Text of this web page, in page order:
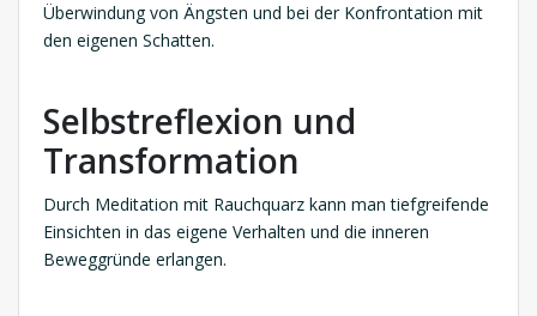
Überwindung von Ängsten und bei der Konfrontation mit
den eigenen Schatten.
Selbstreflexion und
Transformation
Durch Meditation mit Rauchquarz kann man tiefgreifende
Einsichten in das eigene Verhalten und die inneren
Beweggründe erlangen.